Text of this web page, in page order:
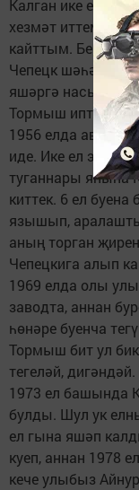
Калган ике
хезмәт иттем.
кайттым. Бераз
Чепецк шәһәренә
яшәргә насыйп
Тормыш иптәшем
1956 елда
иде. Ике ел
туганнары янына
киттек. 6 ел
язышып,
аның торган
Чепецкига алып
1969 елда олы
заводта, аннан
һөнәре буенча
Тормыш бит ул бик
тегеләй,
1973 ел башында
булды. Шул ук
ел гына яшәп
куеп, аннан 1978
кече улыбыз